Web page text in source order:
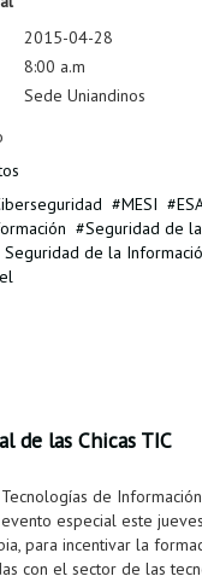
2015-04-28
8:00 a.m
Sede Uniandinos
MESI
Seguridad de
Seguridad de la
de las Chicas TIC
de
especial este
para incentivar la
con el sector de las